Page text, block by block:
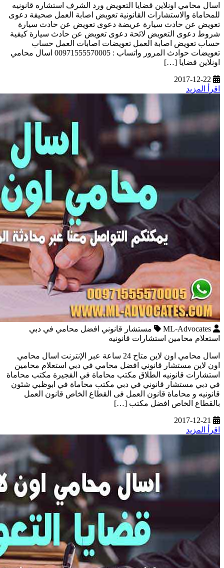
اسال محامي اونلاين قضايا التعويض ورد الشرف استشاره قانونيه
للمحاماة والاستشارات القانونية تعويض اصابة العمل صحيفة دعوى
تعويض عن حادث سيارة عريضة دعوى تعويض عن حادث سيارة
شروط دعوى التعويض لائحة دعوى تعويض عن حادث سيارة كيفية
حساب تعويض اصابة العمل تعويضات اصابات العمل حساب
تعويضات حوادث المرور واتساب : 00971555570005 اسال محامي
اونلاين قضايا […]
2017-12-22
اقرأ المزيد
ML-Advocates
مستشار قانوني افضل محامي في دبي
استعلام محامين استشارات قانونيه
اسال محامي اون لاين متاح 24 ساعة عبر الإنترنت اسال محامي
اون لاين مستشار قانوني افضل محامي في دبي استعلام محامين
استشارات قانونيه الطلاق مكتب محاماة في الفجيرة مكتب محاماة
في دبي مستشار قانوني في دبي مكتب محاماة في ابوظبي شئون
قانونيه و محاماة قانون العمل فى القطاع الخاص قانون العمل
بالقطاع الخاص افضل مكتب […]
2017-12-21
اقرأ المزيد